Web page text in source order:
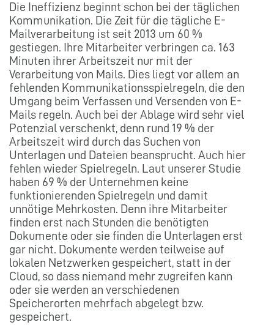
Die Ineffizienz beginnt schon bei der täglichen
Kommunikation. Die Zeit für die tägliche E-
Mailverarbeitung ist seit 2013 um 60 %
gestiegen. Ihre Mitarbeiter verbringen ca. 163
Minuten ihrer Arbeitszeit nur mit der
Verarbeitung von Mails. Dies liegt vor allem an
fehlenden Kommunikationsspielregeln, die den
Umgang beim Verfassen und Versenden von E-
Mails regeln. Auch bei der Ablage wird sehr viel
Potenzial verschenkt, denn rund 19 % der
Arbeitszeit wird durch das Suchen von
Unterlagen und Dateien beansprucht. Auch hier
fehlen wieder Spielregeln. Laut unserer Studie
haben 69 % der Unternehmen keine
funktionierenden Spielregeln und damit
unnötige Mehrkosten. Denn ihre Mitarbeiter
finden erst nach Stunden die benötigten
Dokumente oder sie finden die Unterlagen erst
gar nicht. Dokumente werden teilweise auf
lokalen Netzwerken gespeichert, statt in der
Cloud, so dass niemand mehr zugreifen kann
oder sie werden an verschiedenen
Speicherorten mehrfach abgelegt bzw.
gespeichert.